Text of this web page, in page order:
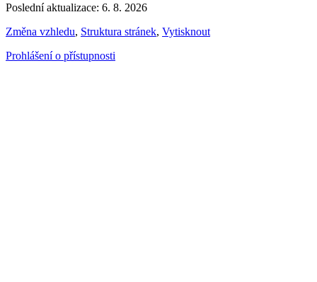
Poslední aktualizace: 6. 8. 2026
Změna vzhledu, Struktura stránek, Vytisknout
Prohlášení o přístupnosti